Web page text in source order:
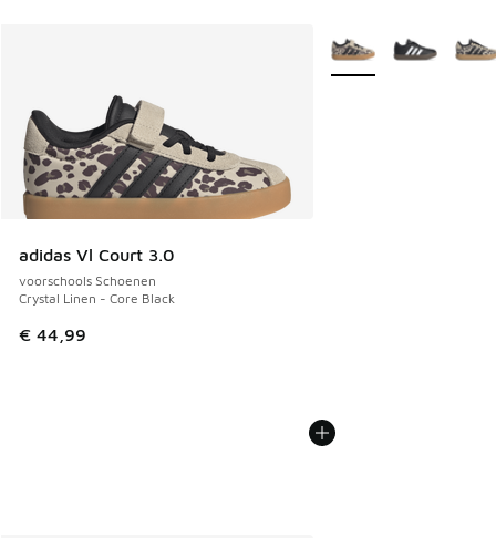
adidas Vl Court 3.0
voorschools Schoenen
Crystal Linen - Core Black
€ 44,99
Meer kleuren